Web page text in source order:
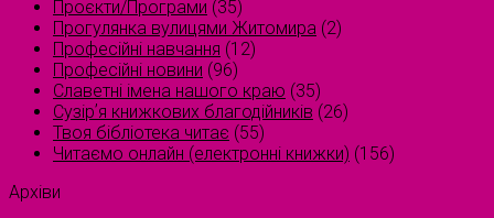
Проєкти/Програми (35)
Прогулянка вулицями Житомира (2)
Професійні навчання (12)
Професійні новини (96)
Славетні імена нашого краю (35)
Сузірʼя книжкових благодійників (26)
Твоя бібліотека читає (55)
Читаємо онлайн (електронні книжки) (156)
Архіви